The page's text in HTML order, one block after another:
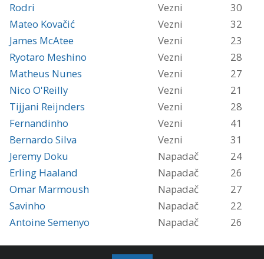
Rodri
Vezni
30
Mateo Kovačić
Vezni
32
James McAtee
Vezni
23
Ryotaro Meshino
Vezni
28
Matheus Nunes
Vezni
27
Nico O'Reilly
Vezni
21
Tijjani Reijnders
Vezni
28
Fernandinho
Vezni
41
Bernardo Silva
Vezni
31
Jeremy Doku
Napadač
24
Erling Haaland
Napadač
26
Omar Marmoush
Napadač
27
Savinho
Napadač
22
Antoine Semenyo
Napadač 26